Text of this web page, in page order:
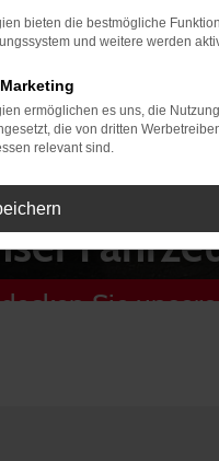
Sie
bieten die bestmögliche
und weitere werden
ermöglichen es uns, die
die von dritten
relevant sind.